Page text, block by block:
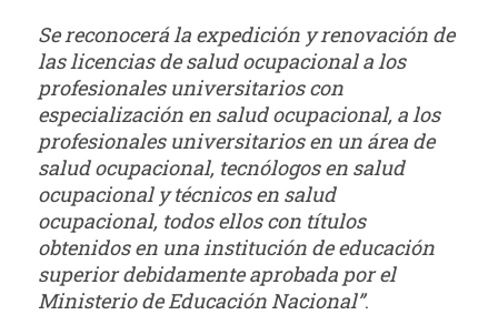
Se reconocerá la expedición y renovación de
las licencias de salud ocupacional a los
profesionales universitarios con
especialización en salud ocupacional, a los
profesionales universitarios en un área de
salud ocupacional, tecnólogos en salud
ocupacional y técnicos en salud
ocupacional, todos ellos con títulos
obtenidos en una institución de educación
superior debidamente aprobada por el
Ministerio de Educación Nacional”.